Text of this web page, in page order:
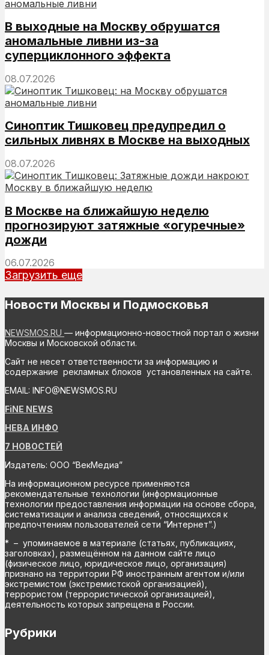
В выходные на Москву обрушатся
аномальные ливни из-за
суперциклонного эффекта
08.07.2026
Синоптик Тишковец предупредил о
сильных ливнях в Москве на выходных
08.07.2026
В Москве на ближайшую неделю
прогнозируют затяжные «огуречные»
дожди
06.07.2026
Загрузить еще
Новости Москвы и Подмосковья
NEWSMOS.RU — информационно-новостной портал о жизни
Москвы и Московской области.
Сайт не несет ответственности за информацию и
содержание рекламных блоков установленных на сайте.
EMAIL: INFO@NEWSMOS.RU
FiNE NEWS
НЕВА ИНФО
7 НОВОСТЕЙ
Издатель: ООО “ВекМедиа”
На информационном ресурсе применяются
рекомендательные технологии (информационные
технологии предоставления информации на основе сбора,
систематизации и анализа сведений, относящихся к
предпочтениям пользователей сети “Интернет”.)
* – упоминаемое в материале (статьях, публикациях,
заголовках), размещённом на данном сайте лицо
(физическое лицо, юридическое лицо, организация)
признано на территории РФ иностранным агентом и/или
экстремистом (экстремистской организацией),
террористом (террористической организацией),
деятельность которых запрещена в России.
Рубрики